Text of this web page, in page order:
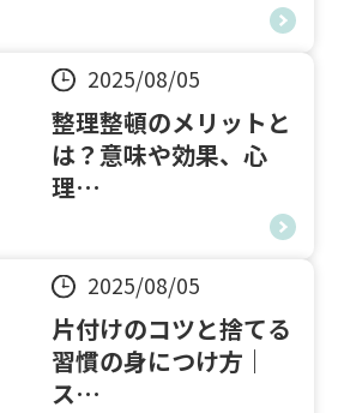
2025/08/05
整理整頓のメリットと
は？意味や効果、心
理…
2025/08/05
片付けのコツと捨てる
習慣の身につけ方｜
ス…